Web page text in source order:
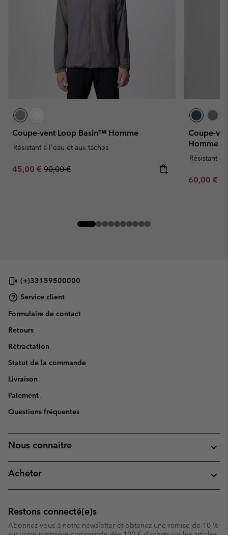
Coupe-vent Loop Basin™ Homme
Résistant à l'eau et aux taches
Sale price:
45,00 € Regular price:
90,00 €
Coupe-
Homme
Résistant à
Minimum
60,00 €
(+)33159500000
Service client
Formulaire de contact
Retours
Rétractation
Statut de la commande
Livraison
Paiement
Questions fréquentes
Nous connaitre
Acheter
Restons connecté(e)s
Abonnez-vous à notre newsletter et obtenez une remise de 10 %